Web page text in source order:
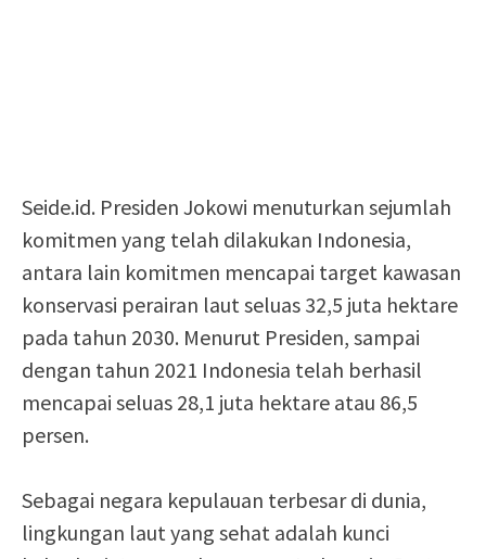
Seide.id. Presiden Jokowi menuturkan sejumlah
komitmen yang telah dilakukan Indonesia,
antara lain komitmen mencapai target kawasan
konservasi perairan laut seluas 32,5 juta hektare
pada tahun 2030. Menurut Presiden, sampai
dengan tahun 2021 Indonesia telah berhasil
mencapai seluas 28,1 juta hektare atau 86,5
persen.
Sebagai negara kepulauan terbesar di dunia,
lingkungan laut yang sehat adalah kunci